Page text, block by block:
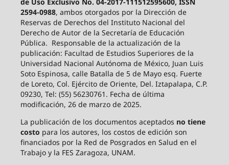
2594-0988, ambos otorgados por la Dirección de
Reservas de Derechos del Instituto Nacional del
Derecho de Autor de la Secretaría de Educación
Pública. Responsable de la actualización de la
publicación: Facultad de Estudios Superiores de la
Universidad Nacional Autónoma de México, Juan Luis
Soto Espinosa, calle Batalla de 5 de Mayo esq. Fuerte
de Loreto, Col. Ejército de Oriente, Del. Iztapalapa, C.P.
09230, Tel: (55) 56230761. Fecha de última
modificación, 26 de marzo de 2025.
La publicación de los documentos aceptados no tiene
costo para los autores, los costos de edición son
financiados por la Red de Posgrados en Salud en el
Trabajo y la FES Zaragoza, UNAM.